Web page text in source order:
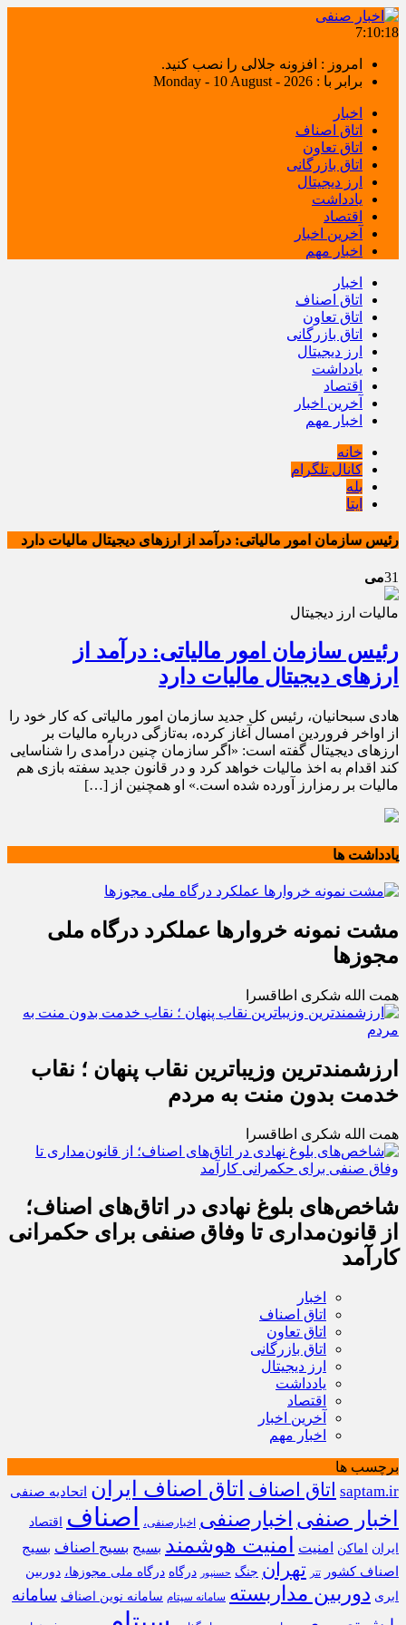
7:10:18
امروز : افزونه جلالی را نصب کنید.
برابر با : Monday - 10 August - 2026
اخبار
اتاق اصناف
اتاق تعاون
اتاق بازرگانی
ارز دیجیتال
یادداشت
اقتصاد
آخرین اخبار
اخبار مهم
اخبار
اتاق اصناف
اتاق تعاون
اتاق بازرگانی
ارز دیجیتال
یادداشت
اقتصاد
آخرین اخبار
اخبار مهم
خانه
کانال تلگرام
بله
ایتا
رئیس سازمان امور مالیاتی: درآمد از ارزهای دیجیتال مالیات دارد
31می
مالیات ارز دیجیتال
رئیس سازمان امور مالیاتی: درآمد از
ارزهای دیجیتال مالیات دارد
هادی سبحانیان، رئیس کل جدید سازمان امور مالیاتی که کار خود را
از اواخر فروردین امسال آغاز کرده، به‌تازگی درباره مالیات بر
ارزهای دیجیتال گفته است: «اگر سازمان چنین درآمدی را شناسایی
کند اقدام به اخذ مالیات خواهد کرد و در قانون جدید سفته بازی هم
مالیات بر رمزارز آورده شده است.» او همچنین از […]
یادداشت ها
مشت نمونه خروارها عملکرد درگاه ملی
مجوزها
همت الله شکری اطاقسرا
ارزشمندترین وزیباترین نقاب پنهان ؛ نقاب
خدمت بدون منت به مردم
همت الله شکری اطاقسرا
شاخص‌های بلوغ نهادی در اتاق‌های اصناف؛
از قانون‌مداری تا وفاق صنفی برای حکمرانی
کارآمد
اخبار
اتاق اصناف
اتاق تعاون
اتاق بازرگانی
ارز دیجیتال
یادداشت
اقتصاد
آخرین اخبار
اخبار مهم
برچسب ها
saptam.ir اتاق اصناف اتاق اصناف ایران اتحادیه صنفی
اخبار صنفی اخبارصنفی اخبارصنفی، اصناف
اقتصاد
ایران
اماکن امنیت امنیت هوشمند بسیج بسیج اصناف بسیج
اصناف کشور
تتر تهران جنگ حسنپور درگاه درگاه ملی مجوزها، دوربین
ابری دوربین مداربسته سامانه سپتام سامانه نوین اصناف سامانه